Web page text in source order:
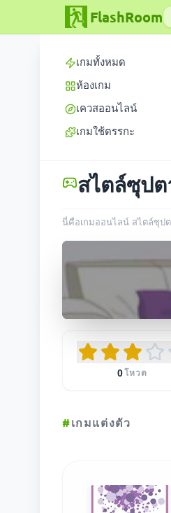
FlashRoom
เกมทั้งหมด
ห้องเกม
เควสออนไลน์
เกมใช้ตรรกะ
สไตล์ซุปต
นี่คือเกมออนไลน์ สไตล์ซุป
0โหวต
#เกมแต่งตัว